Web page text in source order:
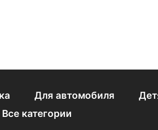
Для автомобиля
Все категории